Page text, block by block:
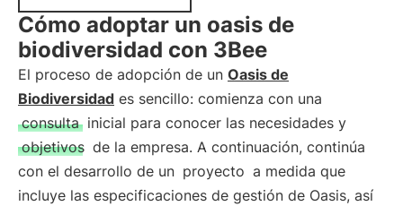
Cómo adoptar un oasis de
biodiversidad con 3Bee
El proceso de adopción de un Oasis de
Biodiversidad es sencillo: comienza con una
consulta inicial para conocer las necesidades y
objetivos de la empresa. A continuación, continúa
con el desarrollo de un proyecto a medida que
incluye las especificaciones de gestión de Oasis, así